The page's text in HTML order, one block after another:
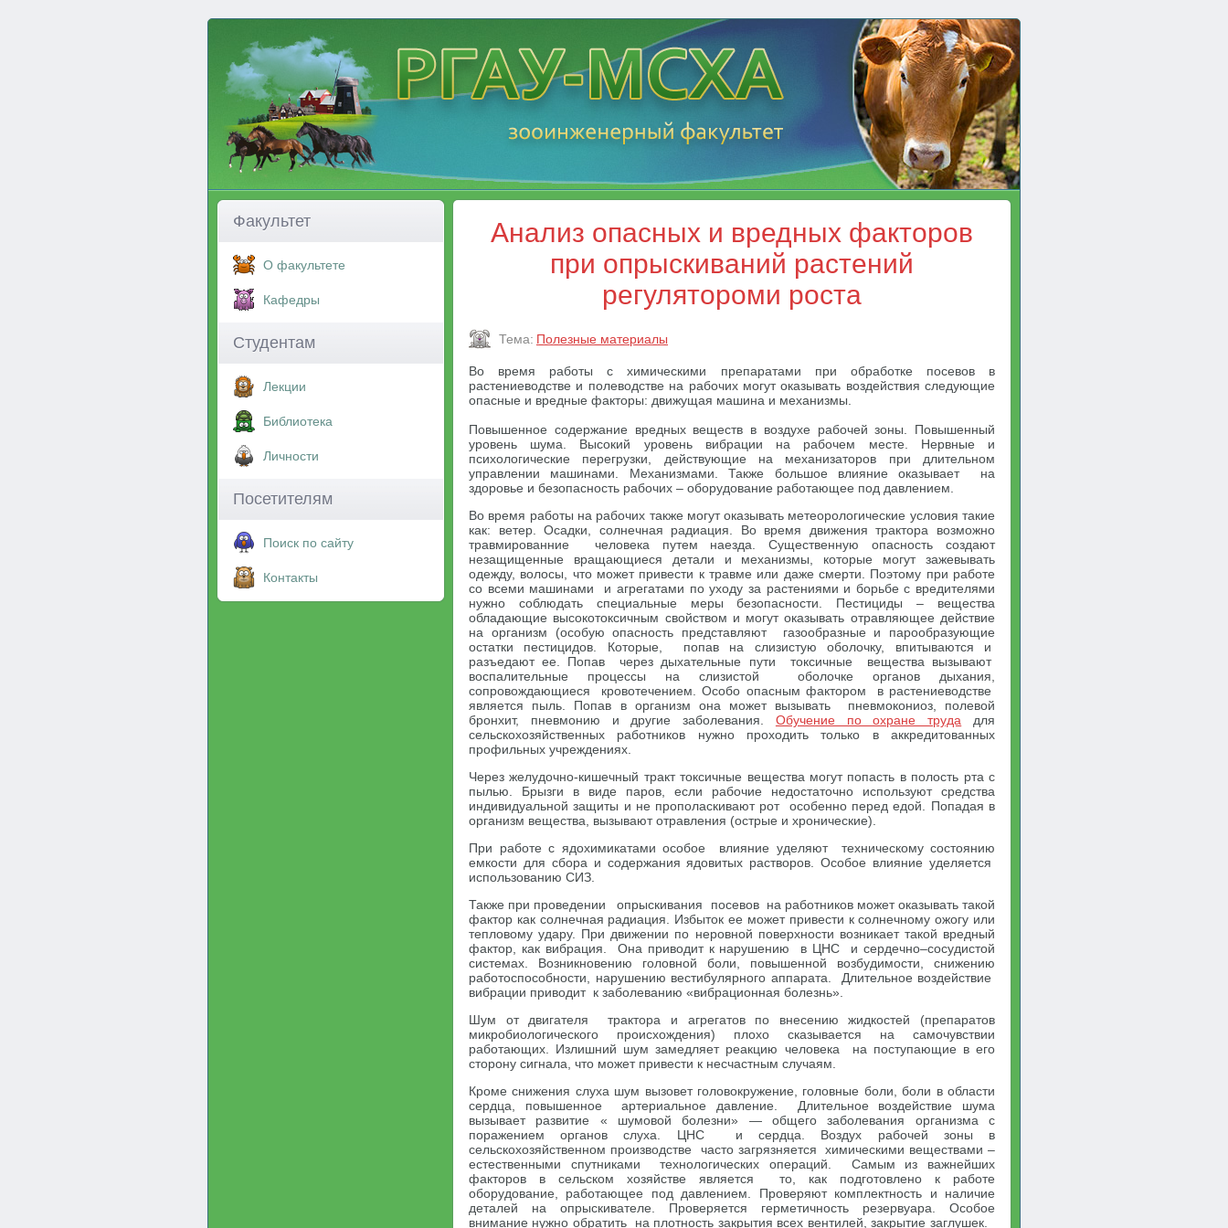
Факультет
О факультете
Кафедры
Студентам
Лекции
Библиотека
Личности
Посетителям
Поиск по сайту
Контакты
Анализ опасных и вредных факторов
при опрыскиваний растений
регулятороми роста
Тема: Полезные материалы
Во время работы с химическими препаратами при обработке посевов в
растениеводстве и полеводстве на рабочих могут оказывать воздействия следующие
опасные и вредные факторы: движущая машина и механизмы.
Повышенное содержание вредных веществ в воздухе рабочей зоны. Повышенный
уровень шума. Высокий уровень вибрации на рабочем месте. Нервные и
психологические перегрузки, действующие на механизаторов при длительном
управлении машинами. Механизмами. Также большое влияние оказывает на
здоровье и безопасность рабочих – оборудование работающее под давлением.
Во время работы на рабочих также могут оказывать метеорологические условия такие
как: ветер. Осадки, солнечная радиация. Во время движения трактора возможно
травмированние человека путем наезда. Существенную опасность создают
незащищенные вращающиеся детали и механизмы, которые могут зажевывать
одежду, волосы, что может привести к травме или даже смерти. Поэтому при работе
со всеми машинами и агрегатами по уходу за растениями и борьбе с вредителями
нужно соблюдать специальные меры безопасности. Пестициды – вещества
обладающие высокотоксичным свойством и могут оказывать отравляющее действие
на организм (особую опасность представляют газообразные и парообразующие
остатки пестицидов. Которые, попав на слизистую оболочку, впитываются и
разъедают ее. Попав через дыхательные пути токсичные вещества вызывают
воспалительные процессы на слизистой оболочке органов дыхания,
сопровождающиеся кровотечением. Особо опасным фактором в растениеводстве
является пыль. Попав в организм она может вызывать пневмокониоз, полевой
бронхит, пневмонию и другие заболевания. Обучение по охране труда для
сельскохозяйственных работников нужно проходить только в аккредитованных
профильных учреждениях.
Через желудочно-кишечный тракт токсичные вещества могут попасть в полость рта с
пылью. Брызги в виде паров, если рабочие недостаточно используют средства
индивидуальной защиты и не прополаскивают рот особенно перед едой. Попадая в
организм вещества, вызывают отравления (острые и хронические).
При работе с ядохимикатами особое влияние уделяют техническому состоянию
емкости для сбора и содержания ядовитых растворов. Особое влияние уделяется
использованию СИЗ.
Также при проведении опрыскивания посевов на работников может оказывать такой
фактор как солнечная радиация. Избыток ее может привести к солнечному ожогу или
тепловому удару. При движении по неровной поверхности возникает такой вредный
фактор, как вибрация. Она приводит к нарушению в ЦНС и сердечно–сосудистой
системах. Возникновению головной боли, повышенной возбудимости, снижению
работоспособности, нарушению вестибулярного аппарата. Длительное воздействие
вибрации приводит к заболеванию «вибрационная болезнь».
Шум от двигателя трактора и агрегатов по внесению жидкостей (препаратов
микробиологического происхождения) плохо сказывается на самочувствии
работающих. Излишний шум замедляет реакцию человека на поступающие в его
сторону сигнала, что может привести к несчастным случаям.
Кроме снижения слуха шум вызовет головокружение, головные боли, боли в области
сердца, повышенное артериальное давление. Длительное воздействие шума
вызывает развитие « шумовой болезни» — общего заболевания организма с
поражением органов слуха. ЦНС и сердца. Воздух рабочей зоны в
сельскохозяйственном производстве часто загрязняется химическими веществами –
естественными спутниками технологических операций. Самым из важнейших
факторов в сельском хозяйстве является то, как подготовлено к работе
оборудование, работающее под давлением. Проверяют комплектность и наличие
деталей на опрыскивателе. Проверяется герметичность резервуара. Особое
внимание нужно обратить на плотность закрытия всех вентилей, закрытие заглушек.